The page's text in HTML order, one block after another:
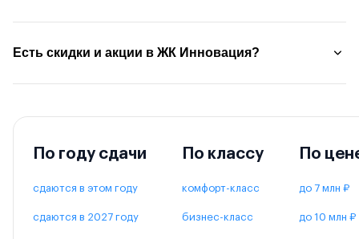
Есть скидки и акции в ЖК Инновация?
По году сдачи
сдаются в этом году
сдаются в 2027 году
По классу
комфорт-класс
бизнес-класс
По
до 7 млн ₽
до 10 млн ₽